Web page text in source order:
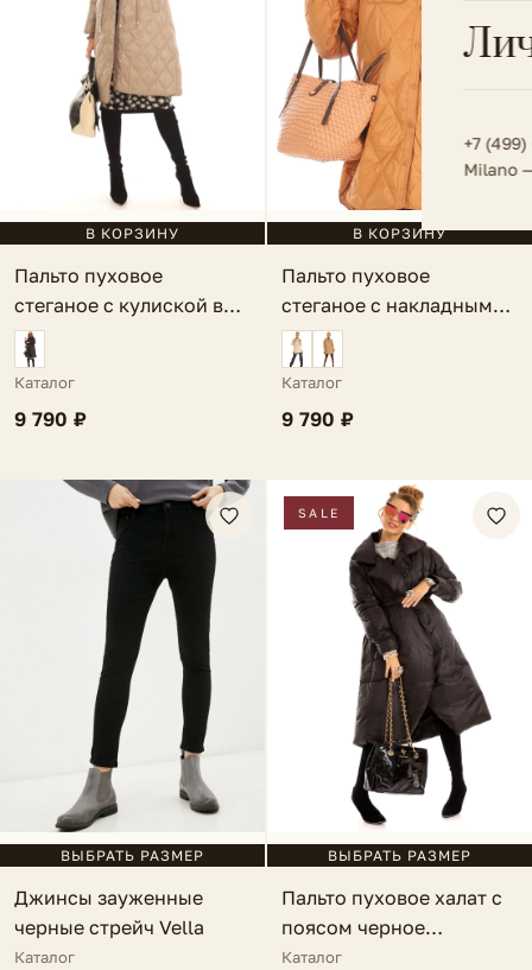
Весь
+7
Milano
В КОРЗИНУ
Пальто пуховое
стеганое с кулиской в
талии темно-бежевое
Lauria
Каталог
9 790 ₽
В КОРЗИНУ
Пальто пуховое
стеганое с накладным
карманом темно-
оранжевое Ria
Каталог
9 790 ₽
ВЫБРАТЬ РАЗМЕР
Джинсы зауженные
черные стрейч Vella
Каталог
SALE
ВЫБРАТЬ РАЗМЕР
Пальто пуховое халат с
поясом черное
Manciano
Каталог